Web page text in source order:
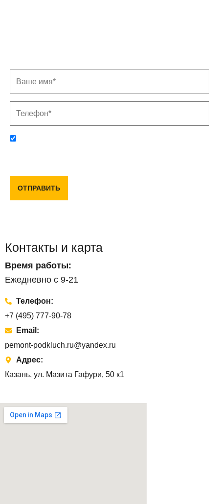
ОТПРАВИТЬ
Контакты и карта
Время работы:
Ежедневно с 9-21
Телефон:
+7 (495) 777-90-78
Email:
pemont-podkluch.ru@yandex.ru
Адрес:
Казань, ул. Мазита Гафури, 50 к1